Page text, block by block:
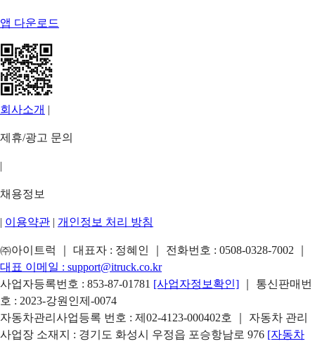
앱 다운로드
회사소개 |
제휴/광고 문의
|
채용정보
| 이용약관 | 개인정보 처리 방침
㈜아이트럭 ｜ 대표자 : 정혜인 ｜ 전화번호 : 0508-0328-7002
대표 이메일 : support@itruck.co.kr
사업자등록번호 : 853-87-01781 [사업자정보확인]
｜ 통신판매번
호 : 2023-강원인제-0074
자동차관리사업등록 번호 : 제02-4123-000402호 ｜ 자동차 관리
사업장 소재지 : 경기도 화성시 우정읍 포승항남로 976 [자동차